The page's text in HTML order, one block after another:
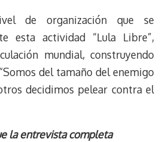
de organización que se
esta actividad “Lula Libre”,
mundial, construyendo
del tamaño del enemigo
decidimos pelear contra el
la entrevista completa